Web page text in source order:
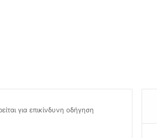
για επικίνδυνη οδήγηση